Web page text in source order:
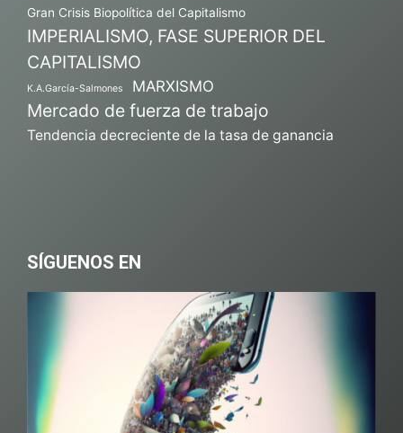
Gran Crisis Biopolítica del Capitalismo
IMPERIALISMO, FASE SUPERIOR DEL
CAPITALISMO
K.A.García-Salmones MARXISMO
Mercado de fuerza de trabajo
Tendencia decreciente de la tasa de ganancia
SÍGUENOS EN